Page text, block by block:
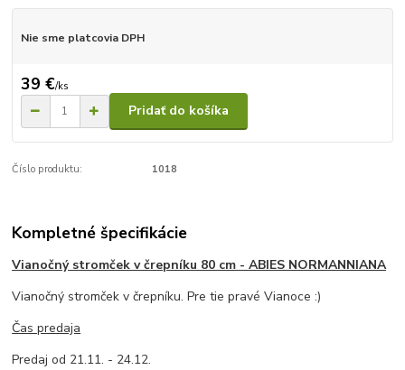
Nie sme platcovia DPH
39 €/ks
Pridať do košíka
Číslo produktu: 1018
Kompletné špecifikácie
Vianočný stromček v črepníku 80 cm - ABIES NORMANNIANA
Vianočný stromček v črepníku. Pre tie pravé Vianoce :)
Čas predaja
Predaj od 21.11. - 24.12.